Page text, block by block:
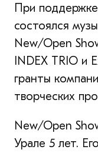
При
состоялся
New/Open
INDEX TRIO и
гранты
творческих
New/Open
Урале 5 лет.